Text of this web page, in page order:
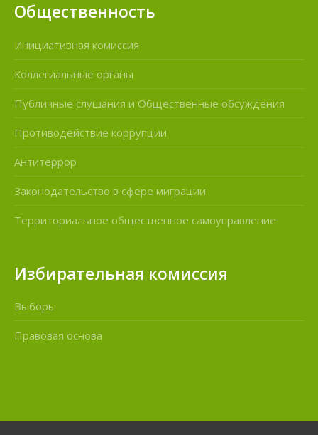
Общественность
Инициативная комиссия
Коллегиальные органы
Публичные слушания и Общественные обсуждения
Противодействие коррупции
Антитеррор
Законодательство в сфере миграции
Территориальное общественное самоуправление
Избирательная комиссия
Выборы
Правовая основа